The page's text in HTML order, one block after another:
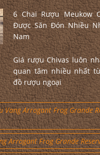
6 Chai Rượu Meukow
Được Săn Đón Nhiều
Nam
Giá rượu Chivas luôn
quan tâm nhiều nhất
đồ rượu ngoại
Vang Arrogant Frog Grande
Arrogant Frog Grande